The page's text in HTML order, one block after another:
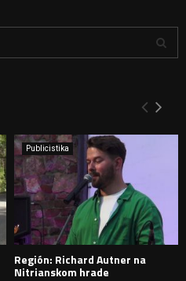
Y
H
D
Publicistika
Región: Richard Autner na
Nitrianskom hrade